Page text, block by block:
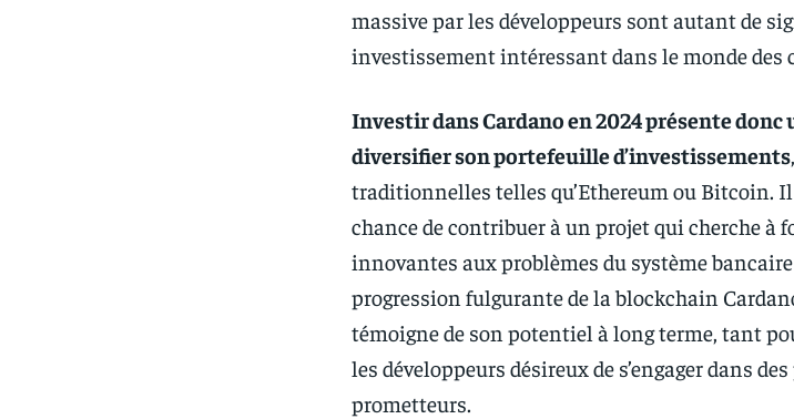
massive par les développeurs sont autant de
investissement intéressant dans le monde des
Investir dans Cardano en 2024 présente
diversifier son portefeuille d’investissements
traditionnelles telles qu’Ethereum ou Bitcoin.
chance de contribuer à un projet qui cherche à
innovantes aux problèmes du système
progression fulgurante de la blockchain
témoigne de son potentiel à long terme, tant
les développeurs désireux de s’engager dans
prometteurs.